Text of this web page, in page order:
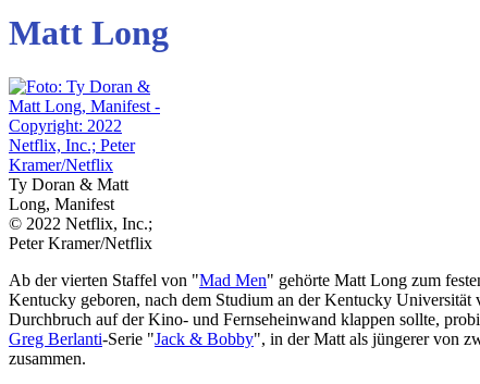
Matt Long
Ty Doran & Matt
Long, Manifest
© 2022 Netflix, Inc.;
Peter Kramer/Netflix
Ab der vierten Staffel von "Mad Men" gehörte Matt Long zum
Kentucky geboren, nach dem Studium an der Kentucky
Durchbruch auf der Kino- und Fernseheinwand klappen sollte,
Greg Berlanti-Serie "Jack & Bobby", in der Matt als jüngerer von
zusammen.